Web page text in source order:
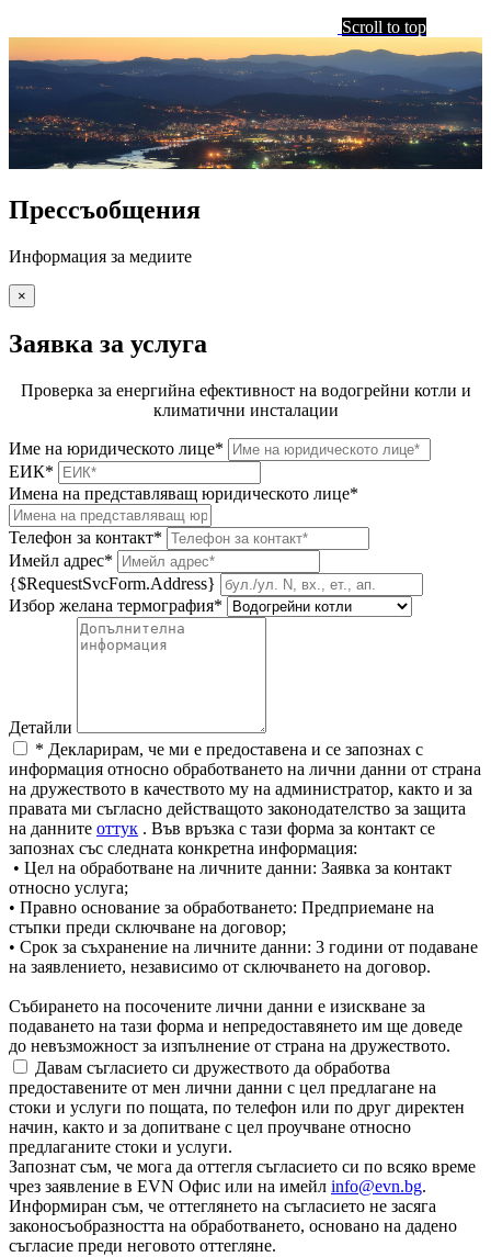
Scroll to top
Прессъобщения
Информация за медиите
×
Заявка за услуга
Проверка за енергийна ефективност на водогрейни котли и
климатични инсталации
Име на юридическото лице*
ЕИК*
Имена на представляващ юридическото лице*
Телефон за контакт*
Имейл адрес*
{$RequestSvcForm.Address}
Избор желана термография*
Детайли
* Декларирам, че ми е предоставена и се запознах с
информация относно обработването на лични данни от страна
на дружеството в качеството му на администратор, както и за
правата ми съгласно действащото законодателство за защита
на данните оттук . Във връзка с тази форма за контакт се
запознах със следната конкретна информация:
• Цел на обработване на личните данни: Заявка за контакт
относно услуга;
• Правно основание за обработването: Предприемане на
стъпки преди сключване на договор;
• Срок за съхранение на личните данни: 3 години от подаване
на заявлението, независимо от сключването на договор.
Събирането на посочените лични данни е изискване за
подаването на тази форма и непредоставянето им ще доведе
до невъзможност за изпълнение от страна на дружеството.
Давам съгласието си дружеството да обработва
предоставените от мен лични данни с цел предлагане на
стоки и услуги по пощата, по телефон или по друг директен
начин, както и за допитване с цел проучване относно
предлаганите стоки и услуги.
Запознат съм, че мога да оттегля съгласието си по всяко време
чрез заявление в EVN Офис или на имейл info@evn.bg.
Информиран съм, че оттеглянето на съгласието не засяга
законосъобразността на обработването, основано на дадено
съгласие преди неговото оттегляне.